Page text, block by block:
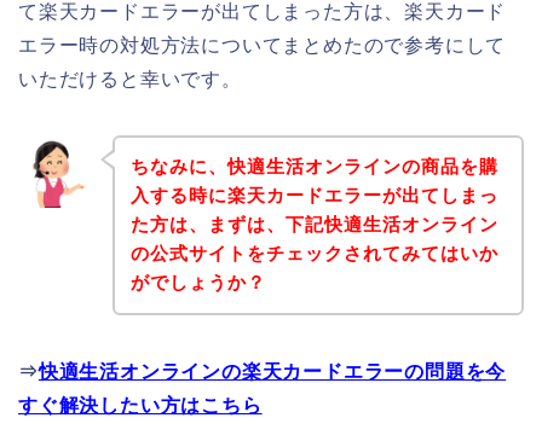
て楽天カードエラーが出てしまった方は、楽天カード
エラー時の対処方法についてまとめたので参考にして
いただけると幸いです。
ちなみに、快適生活オンラインの商品を購
入する時に楽天カードエラーが出てしまっ
た方は、まずは、下記快適生活オンライン
の公式サイトをチェックされてみてはいか
がでしょうか？
⇒快適生活オンラインの楽天カードエラーの問題を今
すぐ解決したい方はこちら